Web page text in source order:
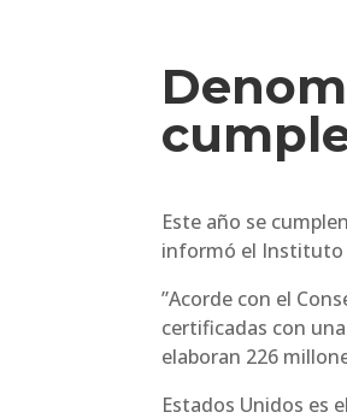
Este año se
informó el Instituto
”Acorde con el
certificadas con
elaboran 226
Estados Unidos es